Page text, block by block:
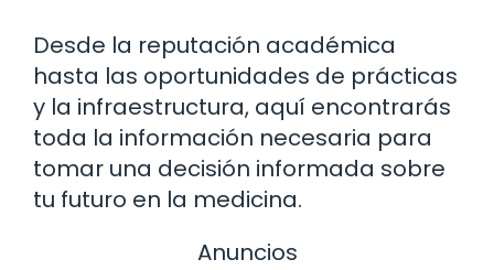
Desde la reputación académica
hasta las oportunidades de prácticas
y la infraestructura, aquí encontrarás
toda la información necesaria para
tomar una decisión informada sobre
tu futuro en la medicina.
Anuncios